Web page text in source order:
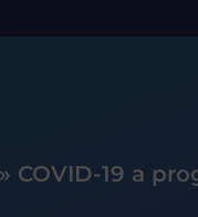
COVID-19 a